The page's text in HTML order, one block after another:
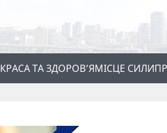
КРАСА ТА ЗДОРОВ’ЯМІСЦЕ СИЛИ